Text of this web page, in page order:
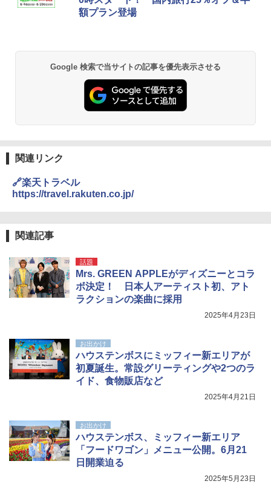
額プラン登場
Google 検索で当サイトの記事を優先表示させる
関連リンク
🔗楽天トラベル
https://travel.rakuten.co.jp/
関連記事
話題
Mrs. GREEN APPLEがディズニーとコラ
ボ決定！ 日本人アーティスト初、アト
ラクションの楽曲に採用
2025年4月23日
お出かけ
ハウステンボスにミッフィー新エリアが
初夏誕生。常設グリーティングや2つのラ
イド、食物販店など
2025年4月21日
お出かけ
ハウステンボス、ミッフィー新エリア
「フードワゴン」メニュー公開。6月21
日開業迫る
2025年5月23日